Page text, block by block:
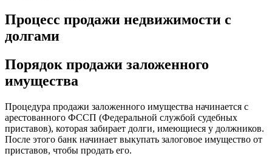
Процесс продажи недвижимости с
долгами
Порядок продажи заложенного
имущества
Процедура продажи заложенного имущества начинается с
арестованного ФССП (Федеральной службой судебных
приставов), которая забирает долги, имеющиеся у должников.
После этого банк начинает выкупать залоговое имущество от
приставов, чтобы продать его.